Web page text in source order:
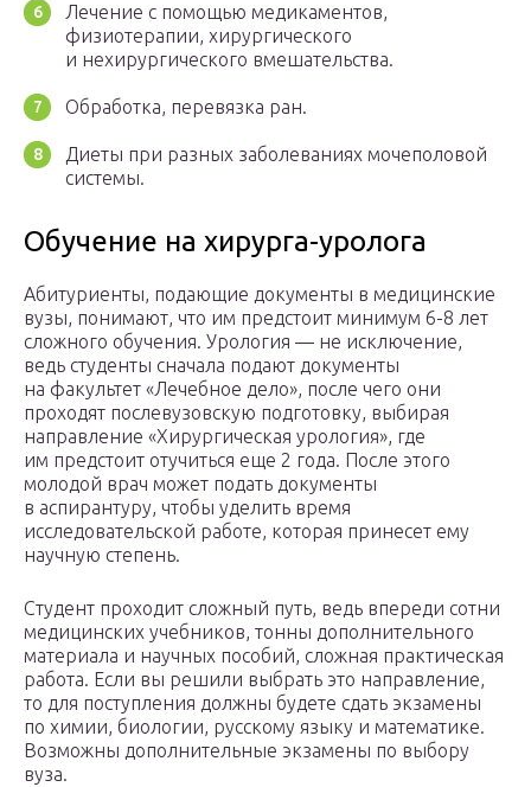
Лечение с помощью медикаментов,
физиотерапии, хирургического
и нехирургического вмешательства.
Обработка, перевязка ран.
Диеты при разных заболеваниях мочеполовой
системы.
Обучение на хирурга-уролога
Абитуриенты, подающие документы в медицинские
вузы, понимают, что им предстоит минимум 6-8 лет
сложного обучения. Урология — не исключение,
ведь студенты сначала подают документы
на факультет «Лечебное дело», после чего они
проходят послевузовскую подготовку, выбирая
направление «Хирургическая урология», где
им предстоит отучиться еще 2 года. После этого
молодой врач может подать документы
в аспирантуру, чтобы уделить время
исследовательской работе, которая принесет ему
научную степень.
Студент проходит сложный путь, ведь впереди сотни
медицинских учебников, тонны дополнительного
материала и научных пособий, сложная практическая
работа. Если вы решили выбрать это направление,
то для поступления должны будете сдать экзамены
по химии, биологии, русскому языку и математике.
Возможны дополнительные экзамены по выбору
вуза.